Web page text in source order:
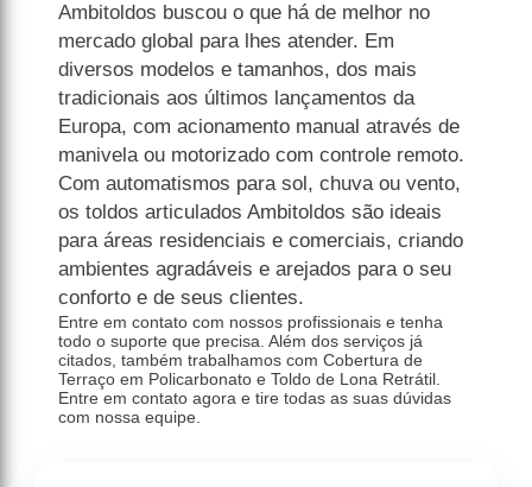
Ambitoldos buscou o que há de melhor no
mercado global para lhes atender. Em
diversos modelos e tamanhos, dos mais
tradicionais aos últimos lançamentos da
Europa, com acionamento manual através de
manivela ou motorizado com controle remoto.
Com automatismos para sol, chuva ou vento,
os toldos articulados Ambitoldos são ideais
para áreas residenciais e comerciais, criando
ambientes agradáveis e arejados para o seu
conforto e de seus clientes.
Entre em contato com nossos profissionais e tenha
todo o suporte que precisa. Além dos serviços já
citados, também trabalhamos com Cobertura de
Terraço em Policarbonato e Toldo de Lona Retrátil.
Entre em contato agora e tire todas as suas dúvidas
com nossa equipe.